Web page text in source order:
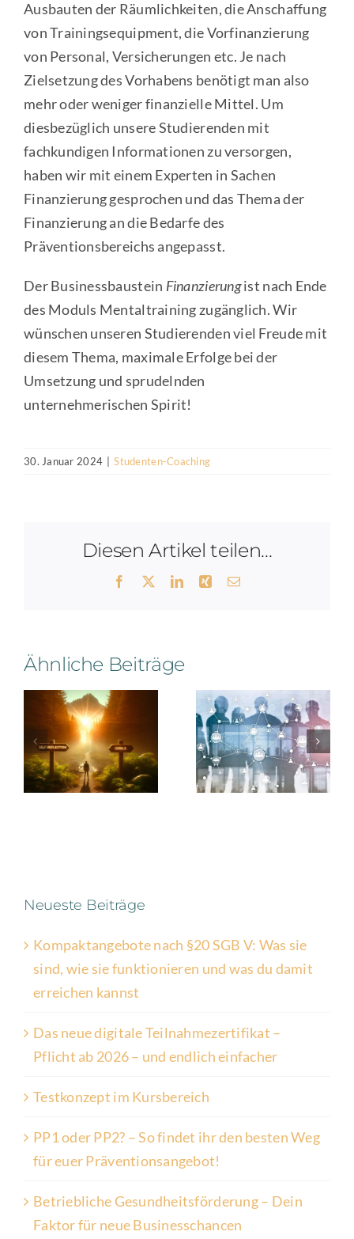
Ausbauten der Räumlichkeiten, die Anschaffung
von Trainingsequipment, die Vorfinanzierung
von Personal, Versicherungen etc. Je nach
Zielsetzung des Vorhabens benötigt man also
mehr oder weniger finanzielle Mittel. Um
diesbezüglich unsere Studierenden mit
fachkundigen Informationen zu versorgen,
haben wir mit einem Experten in Sachen
Finanzierung gesprochen und das Thema der
Finanzierung an die Bedarfe des
Präventionsbereichs angepasst.
Der Businessbaustein Finanzierungist nach Ende
des Moduls Mentaltraining zugänglich. Wir
wünschen unseren Studierenden viel Freude mit
diesem Thema, maximale Erfolge bei der
Umsetzung und sprudelnden
unternehmerischen Spirit!
30. Januar 2024 Studenten-Coaching
Diesen Artikel teilen...
Facebook
X LinkedIn
XingE-
Ähnliche Beiträge
Neueste Beiträge
Kompaktangebote nach §20 SGB V: Was sie
sind, wie sie funktionieren und was du damit
erreichen kannst
Das neue digitale Teilnahmezertifikat –
Pflicht ab 2026 – und endlich einfacher
Testkonzept im Kursbereich
PP1 oder PP2? – So findet ihr den besten Weg
für euer Präventionsangebot!
Betriebliche Gesundheitsförderung – Dein
Faktor für neue Businesschancen